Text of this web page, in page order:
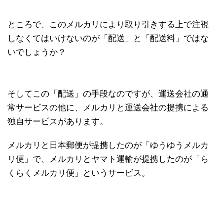
ところで、このメルカリにより取り引きする上で注視
しなくてはいけないのが「配送」と「配送料」ではな
いでしょうか？
そしてこの「配送」の手段なのですが、運送会社の通
常サービスの他に、メルカリと運送会社の提携による
独自サービスがあります。
メルカリと日本郵便が提携したのが「ゆうゆうメルカ
リ便」で、メルカリとヤマト運輸が提携したのが「ら
くらくメルカリ便」というサービス。